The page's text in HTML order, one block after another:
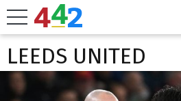
LEEDS UNITED